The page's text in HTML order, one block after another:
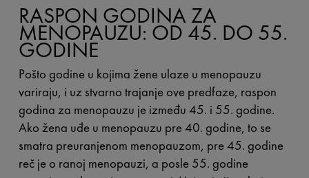
RASPON GODINA ZA
MENOPAUZU: OD 45. DO 55.
GODINE
Pošto godine u kojima žene ulaze u menopauzu
variraju, i uz stvarno trajanje ove predfaze, raspon
godina za menopauzu je između 45. i 55. godine.
Ako žena uđe u menopauzu pre 40. godine, to se
smatra preuranjenom menopauzom, pre 45. godine
reč je o ranoj menopauzi, a posle 55. godine